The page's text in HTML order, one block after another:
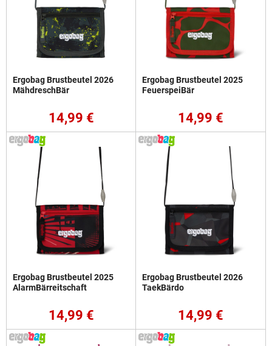
Ergobag Brustbeutel 2026
MähdreschBär
14,99 €
Ergobag Brustbeutel 2025
FeuerspeiBär
14,99 €
Ergobag Brustbeutel 2025
AlarmBärreitschaft
14,99 €
Ergobag Brustbeutel 2026
TaekBärdo
14,99 €